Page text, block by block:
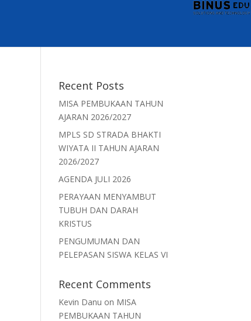
Recent Posts
MISA PEMBUKAAN TAHUN
AJARAN 2026/2027
MPLS SD STRADA BHAKTI
WIYATA II TAHUN AJARAN
2026/2027
AGENDA JULI 2026
PERAYAAN MENYAMBUT
TUBUH DAN DARAH
KRISTUS
PENGUMUMAN DAN
PELEPASAN SISWA KELAS VI
Recent Comments
Kevin Danu on MISA
PEMBUKAAN TAHUN